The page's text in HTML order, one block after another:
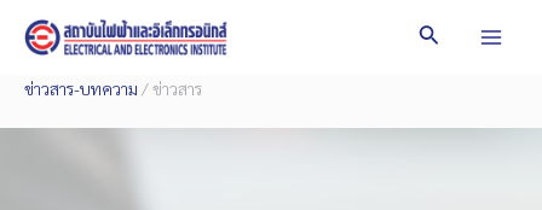
Search
ข่าวสาร-บทความ / ข่าวสาร